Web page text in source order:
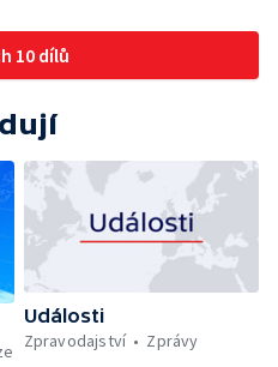
10 dílů
Události
Zpravodajství
Zprávy